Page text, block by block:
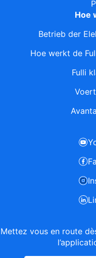
Mettez vous en route
Hoe
Betrieb der
Hoe werkt de
Fulli